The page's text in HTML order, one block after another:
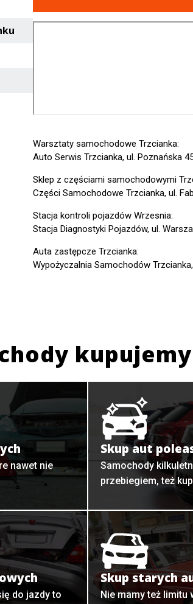
Warsztaty samochodowe Trzcianka:
Auto Serwis Trzcianka, ul. Poznańska
Sklep z częściami samochodowymi
Części Samochodowe Trzcianka, ul.
Stacja kontroli pojazdów Wrzesnia:
Stacja Diagnostyki Pojazdów, ul.
Auta zastępcze Trzcianka:
Wypożyczalnia Samochodów
kupujemy
nawet nie
Skup aut
Samochody
przebiegiem, też
do jazdy to
Skup starych
Nie mamy też limitu